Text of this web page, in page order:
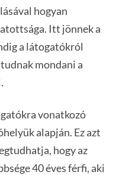
hogyan
Itt jönnek a
a látogatókról
mondani a
vonatkozó
alapján. Ez azt
hogy az
40 éves férfi, aki